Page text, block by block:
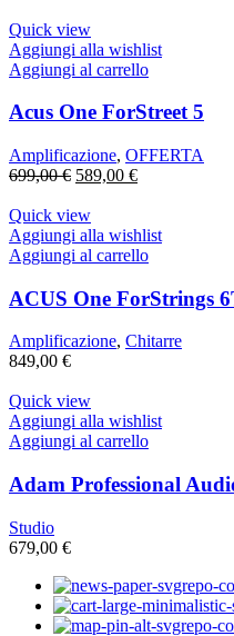
era:
1.049,00 €.999,00 €.
Quick view
Aggiungi alla wishlist
Aggiungi al carrello
Acus One ForStreet 5
Amplificazione, OFFERTA
699,00€ Il
originale
era:
699,00 €.
589,00 €Il
è:
589,00 €.
Quick view
Aggiungi alla wishlist
Aggiungi al carrello
ACUS One ForStrings
Amplificazione, Chitarre
849,00 €
Quick view
Aggiungi alla wishlist
Aggiungi al carrello
Adam Professional
Studio
679,00 €